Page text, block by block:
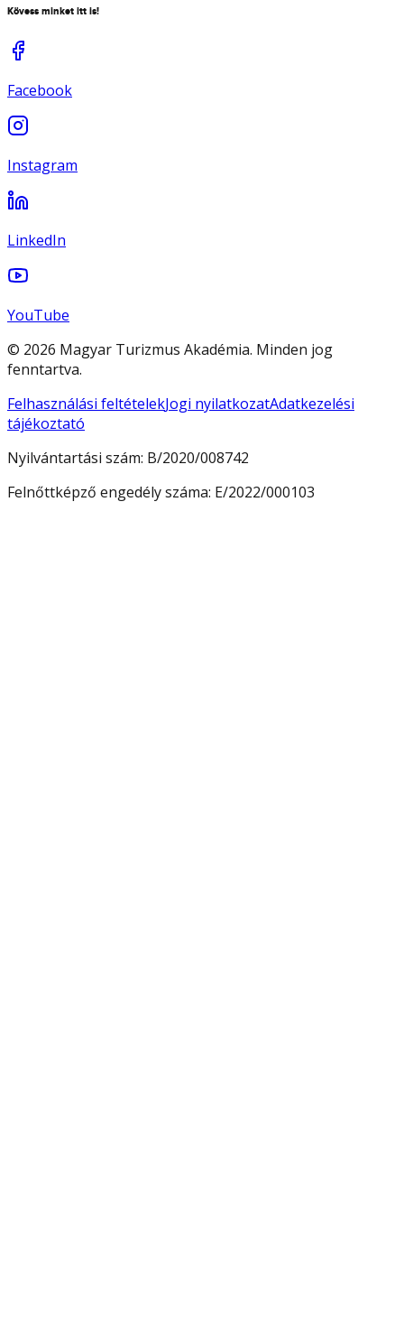
Kövess minket itt is!
Facebook
Instagram
LinkedIn
YouTube
© 2026 Magyar Turizmus Akadémia. Minden jog
fenntartva.
Felhasználási feltételekJogi nyilatkozatAdatkezelési
tájékoztató
Nyilvántartási szám: B/2020/008742
Felnőttképző engedély száma: E/2022/000103